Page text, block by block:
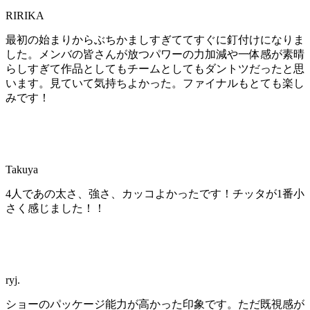
RIRIKA
最初の始まりからぶちかましすぎててすぐに釘付けになりま
した。メンバの皆さんが放つパワーの力加減や一体感が素晴
らしすぎて作品としてもチームとしてもダントツだったと思
います。見ていて気持ちよかった。ファイナルもとても楽し
みです！
Takuya
4人であの太さ、強さ、カッコよかったです！チッタが1番小
さく感じました！！
ryj.
ショーのパッケージ能力が高かった印象です。ただ既視感が